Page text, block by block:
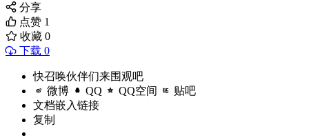
分享
点赞 1
收藏 0
下载 0
快召唤伙伴们来围观吧
微博 QQ QQ空间 贴吧
文档嵌入链接
复制